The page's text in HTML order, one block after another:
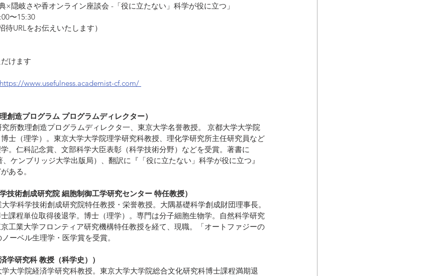
×隠岐さや香オンライン座談会 -「役に立たない」科学が役に立つ」
〜15:30
URLをお伝えいたします）
けます
https://www.usefulness.academist-cf.com/
創造プログラム プログラムディレクター）
所数理創造プログラムディレクタ一、東京大学名誉教授。 京都大学大学院
士（理学）。東京大学大学院理学研究科教授、理化学研究所主任研究員など
。仁科記念賞、文部科学大臣表彰（科学技術分野）などを受賞。著書に
、ケンブリッジ大学出版局）、翻訳に『「役に立たない」科学が役に立つ』
ある。
技術創成研究院 細胞制御工学研究センター 特任教授）
学科学技術創成研究院特任教授・栄誉教授。大隅基礎科学創成財団理事長。
課程単位取得後退学。博士（理学）。専門は分子細胞生物学。自然科学研究
工業大学フロンティア研究機構特任教授を経て、現職。「オートファジーの
ーベル生理学・医学賞を受賞。
学研究科 教授（科学史））
大学院経済学研究科教授。東京大学大学院総合文化研究科博士課程満期退